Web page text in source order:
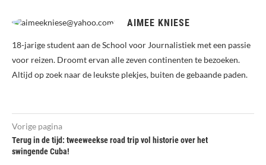
AIMEE KNIESE
18-jarige student aan de School voor Journalistiek met een passie
voor reizen. Droomt ervan alle zeven continenten te bezoeken.
Altijd op zoek naar de leukste plekjes, buiten de gebaande paden.
Vorige pagina
Terug in de tijd: tweeweekse road trip vol historie over het
swingende Cuba!